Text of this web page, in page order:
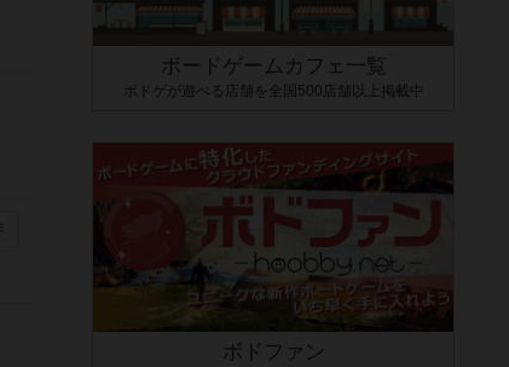
ボードゲームカフェ一覧
ボドゲが遊べる店舗を全国500店舗以上掲載中
ボドファン